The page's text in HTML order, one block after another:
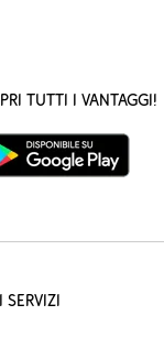
tutti i vantaggi!